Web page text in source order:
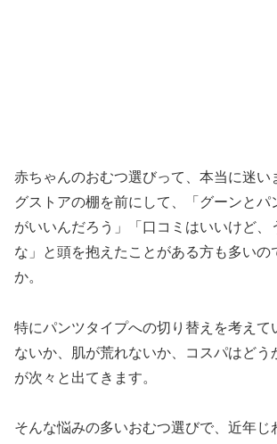
赤ちゃんのおむつ選びって、本当に迷い
グストアの棚を前にして、「グーンとパ
がいいんだろう」「口コミはいいけど、
な」と頭を抱えたことがある方も多いの
か。
特にパンツタイプへの切り替えを考えて
ないか、肌が荒れないか、コスパはどう
が次々と出てきます。
そんな悩みの多いおむつ選びで、近年じ